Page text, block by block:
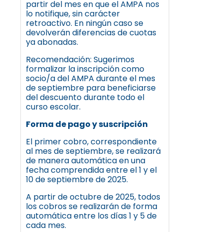
partir del mes en que el AMPA nos
lo notifique, sin carácter
retroactivo. En ningún caso se
devolverán diferencias de cuotas
ya abonadas.
Recomendación: Sugerimos
formalizar la inscripción como
socio/a del AMPA durante el mes
de septiembre para beneficiarse
del descuento durante todo el
curso escolar.
Forma de pago y suscripción
El primer cobro, correspondiente
al mes de septiembre, se realizará
de manera automática en una
fecha comprendida entre el 1 y el
10 de septiembre de 2025.
A partir de octubre de 2025, todos
los cobros se realizarán de forma
automática entre los días 1 y 5 de
cada mes.